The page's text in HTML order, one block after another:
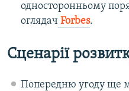
односторонньому
оглядач Forbes.
Сценарії
Попередню угоду ще